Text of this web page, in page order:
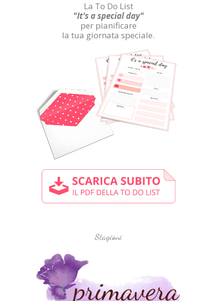
La To Do List
"It's a special day"
per pianificare
la tua giornata speciale.
Stagioni